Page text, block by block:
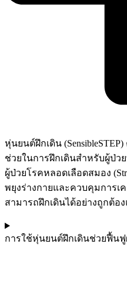
หุ่นยนต์ฝึกเดิน
ช่วยในการฝึกเดินสำหรับผู้ป่
ผู้ป่วยโรคหลอดเลือดสมอง
พยุงร่างกายและควบคุมการเ
สามารถฝึกเดินได้อย่างถูกต้
การใช้หุ่นยนต์ฝึกเดินช่วยฟื้นฟู